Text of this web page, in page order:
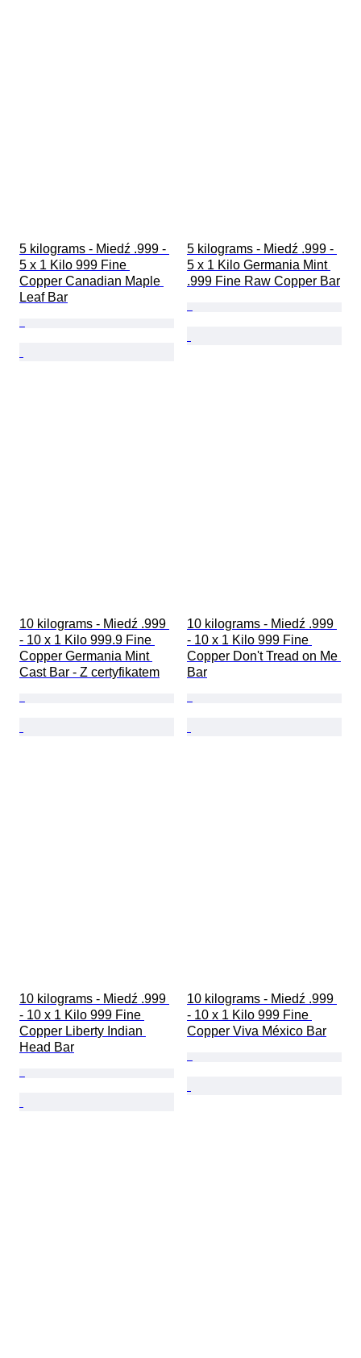
5 kilograms - Miedź .999 -
5 x 1 Kilo 999 Fine
Copper Canadian Maple
Leaf Bar
5 kilograms - Miedź .999 -
5 x 1 Kilo Germania Mint
.999 Fine Raw Copper Bar
10 kilograms - Miedź .999
- 10 x 1 Kilo 999.9 Fine
Copper Germania Mint
Cast Bar - Z certyfikatem
10 kilograms - Miedź .999
- 10 x 1 Kilo 999 Fine
Copper Don't Tread on Me
Bar
10 kilograms - Miedź .999
- 10 x 1 Kilo 999 Fine
Copper Liberty Indian
Head Bar
10 kilograms - Miedź .999
- 10 x 1 Kilo 999 Fine
Copper Viva México Bar